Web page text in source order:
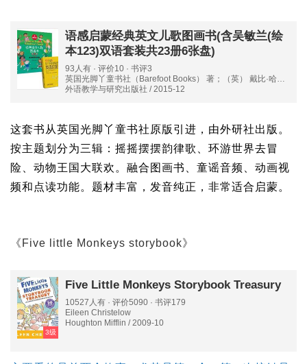
语感启蒙经典英文儿歌图画书(含吴敏兰(绘
本123)双语套装共23册6张盘)
93人有 · 评价10 · 书评3
英国光脚丫童书社（Barefoot Books） 著；（英） 戴比·哈特
（Debbie Harter） 绘；孙瑞玲 译
外语教学与研究出版社 / 2015-12
这套书从英国光脚丫童书社原版引进，由外研社出版。
按主题划分为三辑：摇摇摆摆韵律歌、环游世界去冒
险、动物王国大联欢。融合图画书、童谣音频、动画视
频和点读功能。题材丰富，发音纯正，非常适合启蒙。
《Five little Monkeys storybook》
3级
Five Little Monkeys Storybook Treasury
10527人有 · 评价5090 · 书评179
Eileen Christelow
Houghton Mifflin / 2009-10